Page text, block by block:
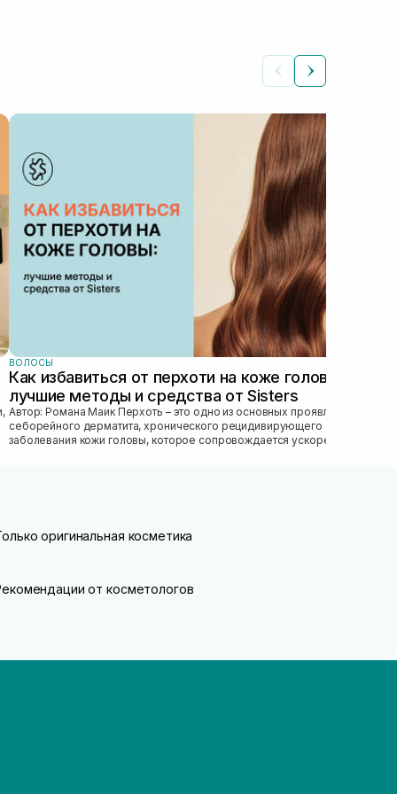
ВОЛОСЫ
Как избавиться от перхоти на коже головы:
лучшие методы и средства от Sisters
Автор: Романа Маик Перхоть – это одно из основных проявлений
себорейного дерматита, хронического рецидивирующего
заболевания кожи головы, которое сопровождается ускоренным
оригинальная косметика
от косметологов